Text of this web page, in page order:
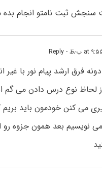
سنجش ثبت نامتو انجام
- Reply
فرق ارشد پیام نور با غیر
لحاظ نوع درس دادن می گم
می کنن خودمون باید بریم
نویسیم بعد همون جزوه رو